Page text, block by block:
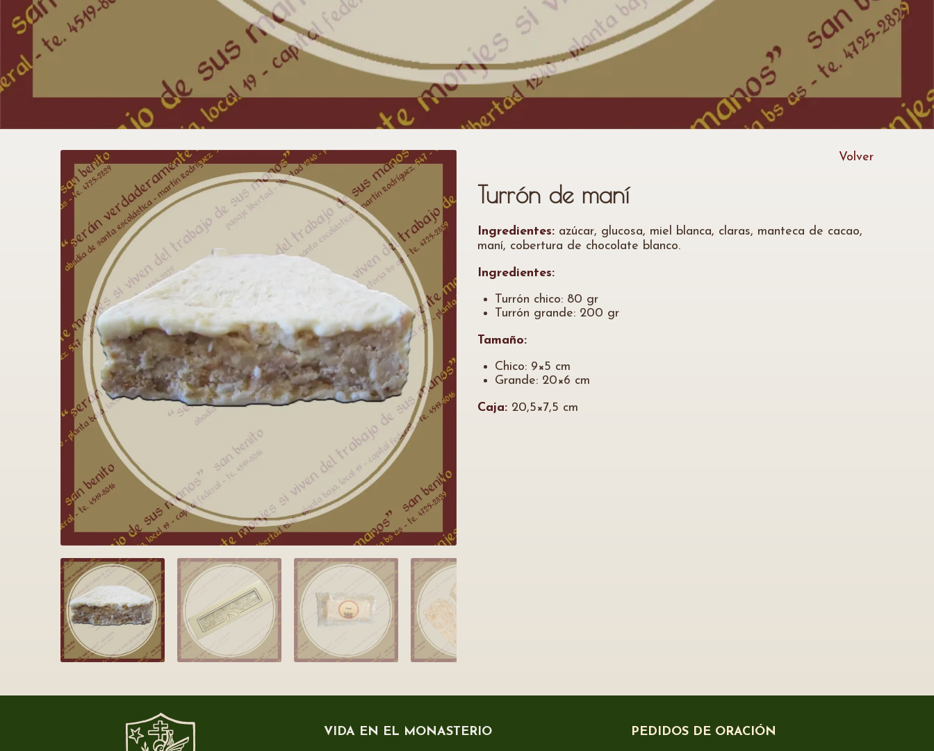
Volver
Turrón de maní
Ingredientes: azúcar, glucosa, miel blanca, claras, manteca de cacao,
maní, cobertura de chocolate blanco.
Ingredientes:
Turrón chico: 80 gr
Turrón grande: 200 gr
Tamaño:
Chico: 9×5 cm
Grande: 20×6 cm
Caja: 20,5×7,5 cm
VIDA EN EL MONASTERIO PEDIDOS DE ORACIÓN